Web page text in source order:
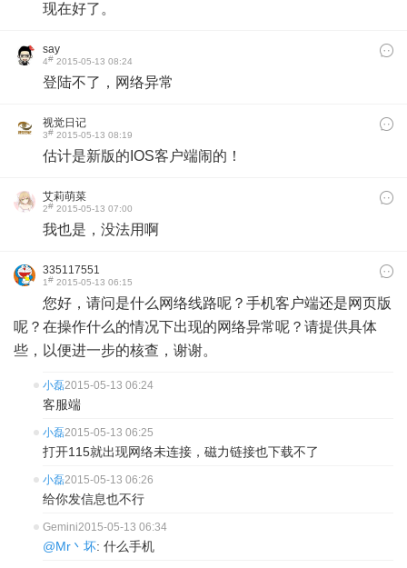
现在好了。
say
4# 2015-05-13 08:24
登陆不了，网络异常
视觉日记
3# 2015-05-13 08:19
​估计是新版的IOS客户端闹的！
艾莉萌菜
2# 2015-05-13 07:00
我也是，没法用啊
335117551
1# 2015-05-13 06:15
您好，请问是什么网络线路呢？手机客户端还是网页版
呢？在操作什么的情况下出现的网络异常呢？请提供具体
些，以便进一步的核查，谢谢。
小磊2015-05-13 06:24
客服端
小磊2015-05-13 06:25
打开115就出现网络未连接，磁力链接也下载不了
小磊2015-05-13 06:26
给你发信息也不行
Gemini2015-05-13 06:34
@Mr丶坏: 什么手机